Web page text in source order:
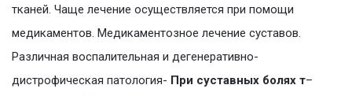
тканей. Чаще лечение осуществляется при помощи
медикаментов. Медикаментозное лечение суставов.
Различная воспалительная и дегенеративно-
дистрофическая патология- При суставных болях т–